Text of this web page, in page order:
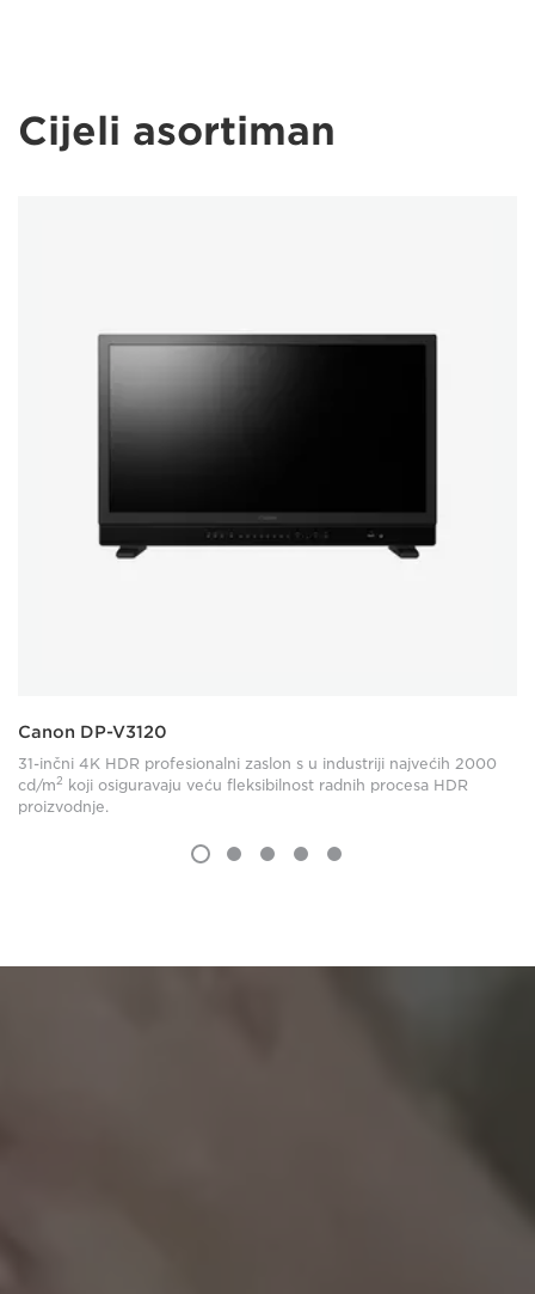
Cijeli asortiman
Canon DP-V3120
31-inčni 4K HDR profesionalni zaslon s u industriji najvećih 2000
cd/m2
koji osiguravaju veću fleksibilnost radnih procesa HDR
proizvodnje.